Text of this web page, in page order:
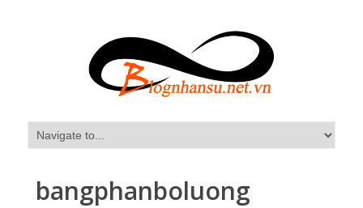
bangphanboluong